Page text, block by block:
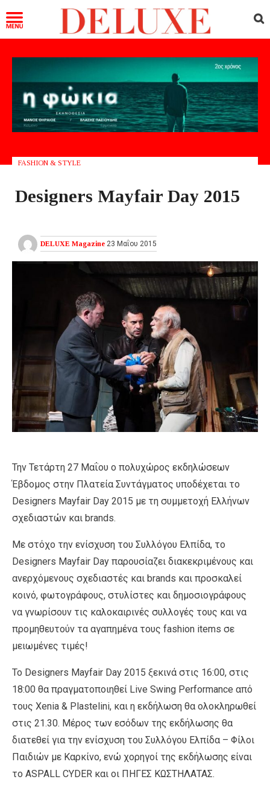
FASHION & STYLE
Designers Mayfair Day 2015
DELUXE Magazine 23 Μαΐου 2015
Την Τετάρτη 27 Μαΐου ο πολυχώρος εκδηλώσεων
Έβδομος στην Πλατεία Συντάγματος υποδέχεται το
Designers Mayfair Day 2015 με τη συμμετοχή Ελλήνων
σχεδιαστών και brands.
Με στόχο την ενίσχυση του Συλλόγου Ελπίδα, το
Designers Mayfair Day παρουσίαζει διακεκριμένους και
ανερχόμενους σχεδιαστές και brands και προσκαλεί
κοινό, φωτογράφους, στυλίστες και δημοσιογράφους
να γνωρίσουν τις καλοκαιρινές συλλογές τους και να
προμηθευτούν τα αγαπημένα τους fashion items σε
μειωμένες τιμές!
Το Designers Mayfair Day 2015 ξεκινά στις 16:00, στις
18:00 θα πραγματοποιηθεί Live Swing Performance από
τους Xenia & Plastelini, και η εκδήλωση θα ολοκληρωθεί
στις 21.30. Μέρος των εσόδων της εκδήλωσης θα
διατεθεί για την ενίσχυση του Συλλόγου Ελπίδα – Φίλοι
Παιδιών με Καρκίνο, ενώ χορηγοί της εκδήλωσης είναι
το ASPALL CYDER και οι ΠΗΓΕΣ ΚΩΣΤΗΛΑΤΑΣ.